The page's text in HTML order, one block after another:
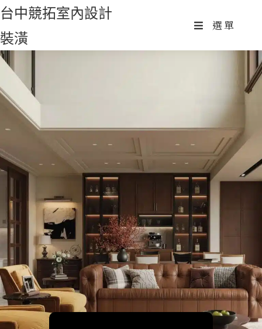
Skip
to
content
台中競拓室內設計
裝潢
選單